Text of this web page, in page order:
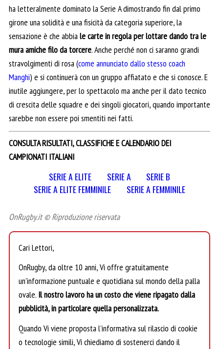
ha letteralmente dominato la Serie A dimostrando fin dal primo
girone una solidità e una fisicità da categoria superiore, la
sensazione è che abbiale carte in regola per lottare dando tra le
mura amiche filo da torcere. Anche perché non ci saranno grandi
stravolgimenti di rosa (come annunciato dallo stesso coach
Manghi) e si continuerà con un gruppo affiatato e che si conosce. E
inutile aggiungere, per lo spettacolo ma anche per il dato tecnico
di crescita delle squadre e dei singoli giocatori, quando importante
sarebbe non essere poi smentiti nei fatti.
CONSULTA RISULTATI, CLASSIFICHE E CALENDARIO DEI
CAMPIONATI ITALIANI
SERIE A ELITE SERIE A
SERIE B
SERIE A ELITE FEMMINILE
SERIE A FEMMINILE
OnRugby.it © Riproduzione riservata
Cari Lettori,
OnRugby, da oltre 10 anni, Vi offre gratuitamente
un’informazione puntuale e quotidiana sul mondo della palla
ovale. Il nostro lavoro ha un costo che viene ripagato dalla
pubblicità, in particolare quella personalizzata.
Quando Vi viene proposta l’informativa sul rilascio di cookie
o tecnologie simili, Vi chiediamo di sostenerci dando il